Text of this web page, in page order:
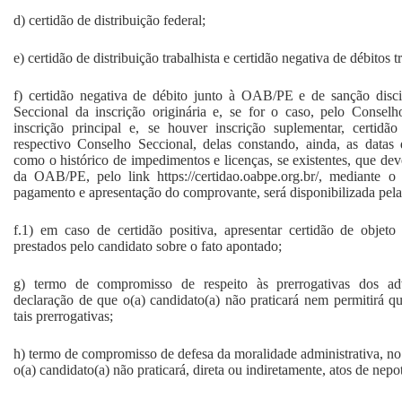
d) certidão de distribuição federal;
e) certidão de distribuição trabalhista e certidão negativa de débitos
f) certidão negativa de débito junto à OAB/PE e de sanção
Seccional da inscrição originária e, se for o caso, pelo
inscrição principal e, se houver inscrição suplementar,
respectivo Conselho Seccional, delas constando, ainda, as datas
como o histórico de impedimentos e licenças, se existentes, que
da OAB/PE, pelo link https://certidao.oabpe.org.br/, mediante
pagamento e apresentação do comprovante, será disponibilizada
f.1) em caso de certidão positiva, apresentar certidão de
prestados pelo candidato sobre o fato apontado;
g) termo de compromisso de respeito às prerrogativas dos
declaração de que o(a) candidato(a) não praticará nem permitirá
tais prerrogativas;
h) termo de compromisso de defesa da moralidade administrativa,
o(a) candidato(a) não praticará, direta ou indiretamente, atos de